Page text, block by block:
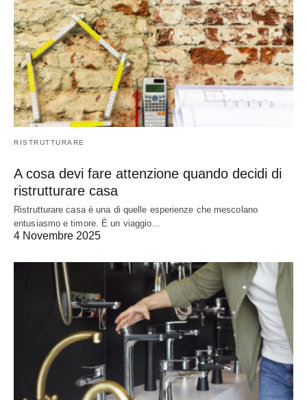
RISTRUTTURARE
A cosa devi fare attenzione quando decidi di
ristrutturare casa
Ristrutturare casa è una di quelle esperienze che mescolano
entusiasmo e timore. È un viaggio…
4 Novembre 2025